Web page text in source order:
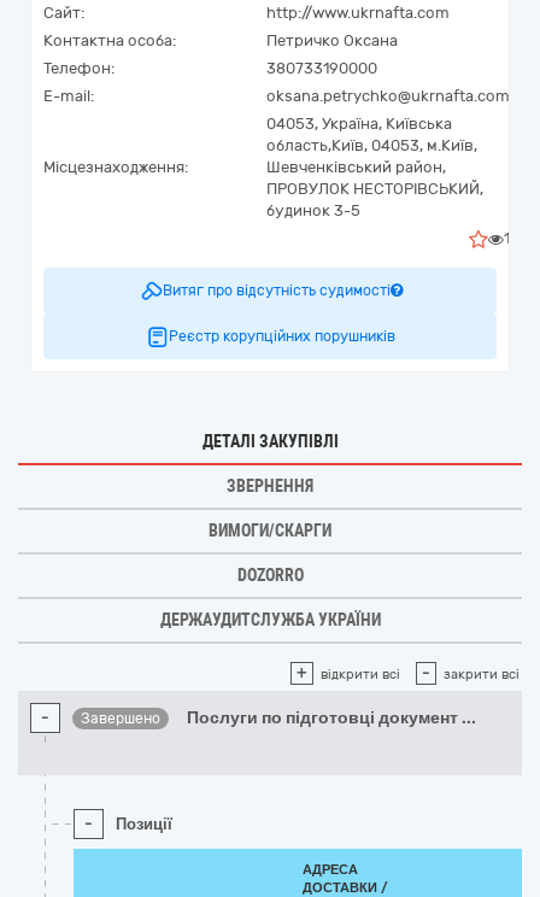
Сайт:
http://www.ukrnafta.com
Контактна особа:
Петричко Оксана
Телефон:
380733190000
E-mail:
oksana.petrychko@ukrnafta.com
Місцезнаходження:
04053, Україна, Київська
область,Київ, 04053, м.Київ,
Шевченківський район,
ПРОВУЛОК НЕСТОРІВСЬКИЙ,
будинок 3-5
1
Витяг про відсутність судимості
Реєстр корупційних порушників
ДЕТАЛІ ЗАКУПІВЛІ
ЗВЕРНЕННЯ
ВИМОГИ/СКАРГИ
DOZORRO
ДЕРЖАУДИТСЛУЖБА УКРАЇНИ
+ відкрити всі - закрити всі
- Завершено Послуги по підготовці документ ...
- Позиції
АДРЕСА
ДОСТАВКИ /